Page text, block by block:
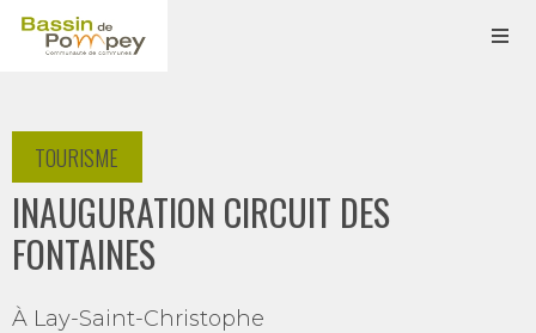
TOURISME
INAUGURATION CIRCUIT DES
FONTAINES
À Lay-Saint-Christophe